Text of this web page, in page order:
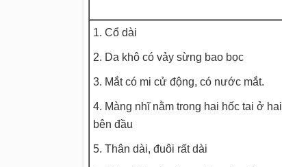
1. Cổ dài
2. Da khô có vảy sừng bao bọc
3. Mắt có mi cử động, có nước mắt.
4. Màng nhĩ nằm trong hai hốc tai ở hai
bên đầu
5. Thân dài, đuôi rất dài